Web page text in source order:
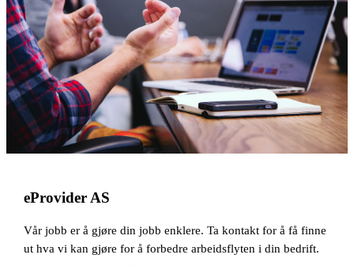
eProvider AS
Vår jobb er å gjøre din jobb enklere. Ta kontakt for å få finne
ut hva vi kan gjøre for å forbedre arbeidsflyten i din bedrift.